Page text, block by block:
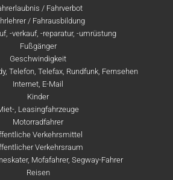
/ Fahrverbot
/ Fahrausbildung
-verkauf, -reparatur, -umrüstung
Fußgänger
Geschwindigkeit
Telefon, Telefax, Rundfunk, Fernsehen
Internet, E-Mail
Kinder
, Leasingfahrzeuge
Motorradfahrer
Verkehrsmittel
Verkehrsraum
Mofafahrer, Segway-Fahrer
Reisen